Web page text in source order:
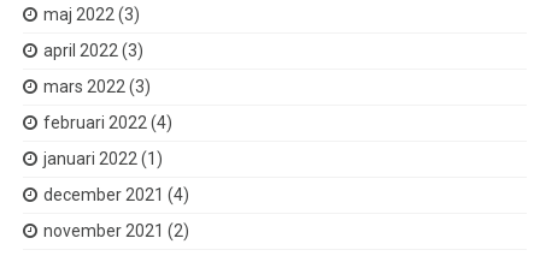
maj 2022(3)
april 2022(3)
mars 2022(3)
februari 2022(4)
januari 2022(1)
december 2021 (4)
november 2021 (2)